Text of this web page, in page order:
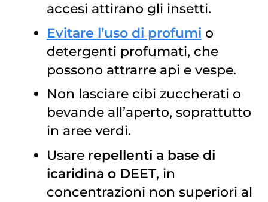
accesi attirano gli insetti.
Evitare l’uso di profumi o
detergenti profumati, che
possono attrarre api e vespe.
Non lasciare cibi zuccherati o
bevande all’aperto, soprattutto
in aree verdi.
Usare repellenti a base di
icaridina o DEET, in
concentrazioni non superiori al